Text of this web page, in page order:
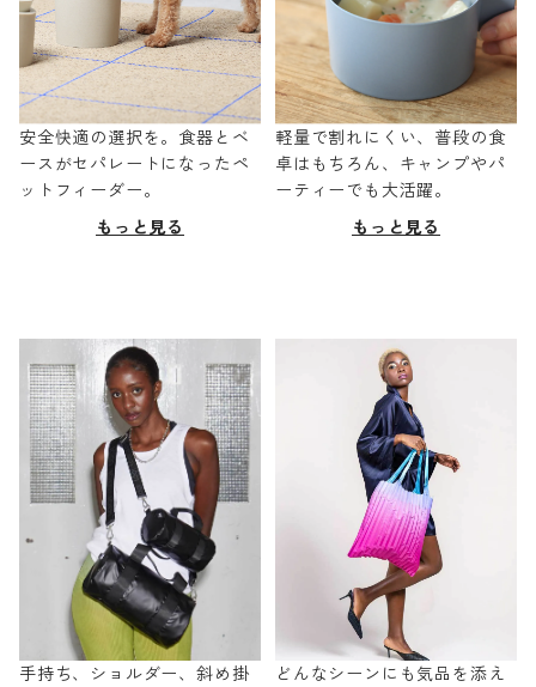
安全快適の選択を。食器とベ
ースがセパレートになったペ
ットフィーダー。
もっと見る
軽量で割れにくい、普段の食
卓はもちろん、キャンプやパ
ーティーでも大活躍。
もっと見る
手持ち、ショルダー、斜め掛
どんなシーンにも気品を添え